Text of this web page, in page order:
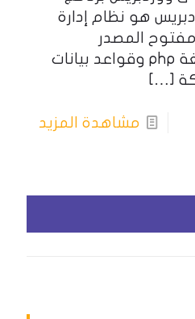
هو نظام إدارة
المصدر
ومجاني , مبنيّ بلغة php وقواعد بيانات
[…]
مشاهدة المزيد